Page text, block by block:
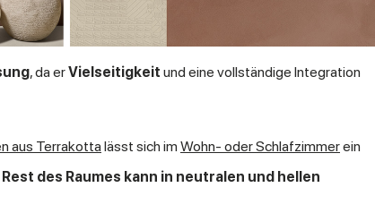
, da erVielseitigkeit und eine vollständige Integration
aus Terrakotta lässt sich im Wohn- oder Schlafzimmerein
Rest des Raumes kann in neutralen und hellen